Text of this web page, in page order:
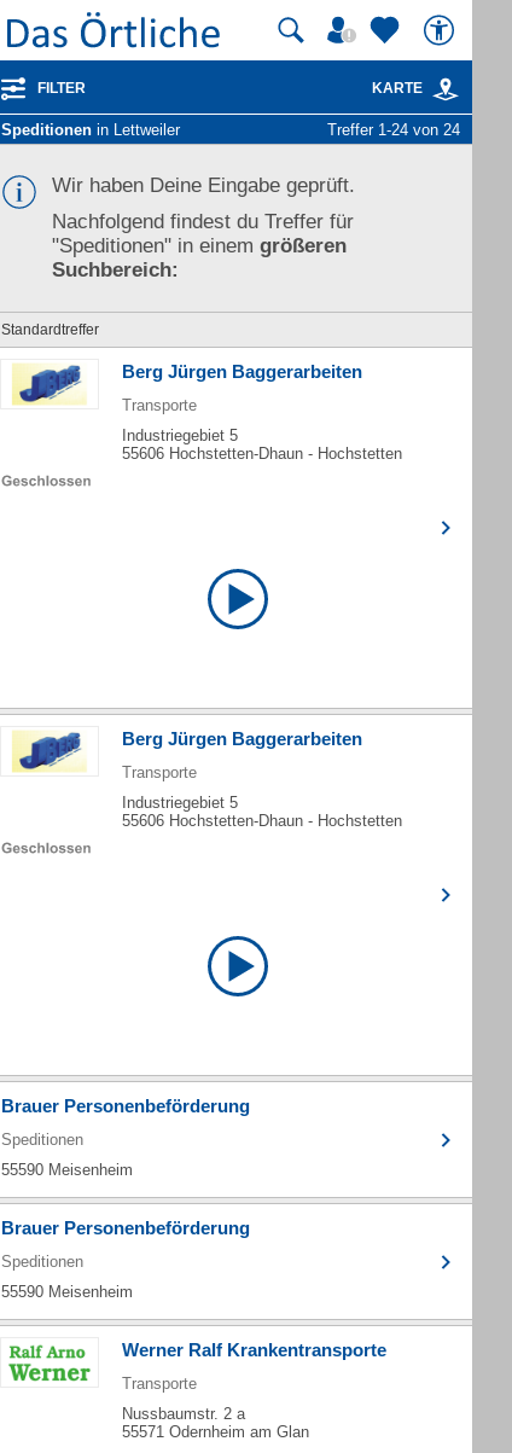
FILTER KARTE
Speditionen in Lettweiler Treffer 1-24 von 24
Wir haben Deine Eingabe geprüft.
Nachfolgend findest du Treffer für
"Speditionen" in einem größeren
Suchbereich:
Standardtreffer
Berg Jürgen Baggerarbeiten
Transporte
Industriegebiet 5
55606 Hochstetten-Dhaun - Hochstetten
Berg Jürgen Baggerarbeiten
Transporte
Industriegebiet 5
55606 Hochstetten-Dhaun - Hochstetten
Brauer Personenbeförderung
Speditionen
55590 Meisenheim
Brauer Personenbeförderung
Speditionen
55590 Meisenheim
Werner Ralf Krankentransporte
Transporte
Nussbaumstr. 2 a
55571 Odernheim am Glan